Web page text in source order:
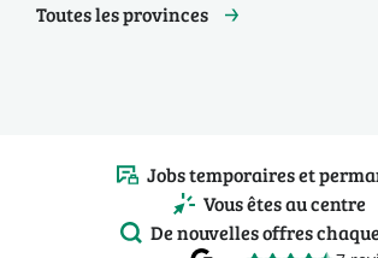
Toutes les provinces
Jobs temporaires et
Vous êtes au centre
De nouvelles offres